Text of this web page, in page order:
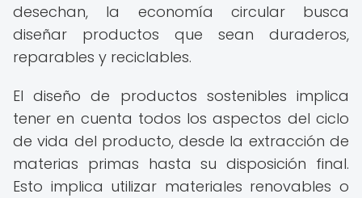
desechan, la economía circular busca
diseñar productos que sean duraderos,
reparables y reciclables.
El diseño de productos sostenibles implica
tener en cuenta todos los aspectos del ciclo
de vida del producto, desde la extracción de
materias primas hasta su disposición final.
Esto implica utilizar materiales renovables o